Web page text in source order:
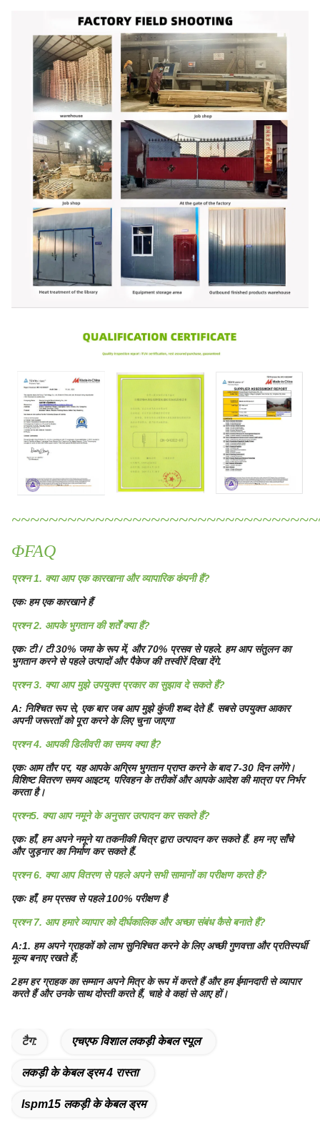
ΦFAQ
प्रश्न 1. क्या आप एक कारखाना और व्यापारिक कंपनी हैं?
एकः हम एक कारखाने हैं
प्रश्न 2. आपके भुगतान की शर्तें क्या हैं?
एकः टी / टी 30% जमा के रूप में, और 70% प्रसव से पहले. हम आप संतुलन का
भुगतान करने से पहले उत्पादों और पैकेज की तस्वीरें दिखा देंगे.
प्रश्न 3. क्या आप मुझे उपयुक्त प्रकार का सुझाव दे सकते हैं?
A: निश्चित रूप से, एक बार जब आप मुझे कुंजी शब्द देते हैं. सबसे उपयुक्त आकार
अपनी जरूरतों को पूरा करने के लिए चुना जाएगा
प्रश्न 4. आपकी डिलीवरी का समय क्या है?
एकः आम तौर पर, यह आपके अग्रिम भुगतान प्राप्त करने के बाद 7-30 दिन लगेंगे।
विशिष्ट वितरण समय आइटम, परिवहन के तरीकों और आपके आदेश की मात्रा पर निर्भर
करता है।
प्रश्न5. क्या आप नमूने के अनुसार उत्पादन कर सकते हैं?
एकः हाँ, हम अपने नमूने या तकनीकी चित्र द्वारा उत्पादन कर सकते हैं. हम नए साँचे
और जुड़नार का निर्माण कर सकते हैं.
प्रश्न 6. क्या आप वितरण से पहले अपने सभी सामानों का परीक्षण करते हैं?
एकः हाँ, हम प्रसव से पहले 100% परीक्षण है
प्रश्न 7. आप हमारे व्यापार को दीर्घकालिक और अच्छा संबंध कैसे बनाते हैं?
A:1. हम अपने ग्राहकों को लाभ सुनिश्चित करने के लिए अच्छी गुणवत्ता और प्रतिस्पर्धी
मूल्य बनाए रखते हैं;
2हम हर ग्राहक का सम्मान अपने मित्र के रूप में करते हैं और हम ईमानदारी से व्यापार
करते हैं और उनके साथ दोस्ती करते हैं, चाहे वे कहां से आए हों।
टैग: एचएफ विशाल लकड़ी केबल स्पूल
लकड़ी के केबल ड्रम 4 रास्ता
Ispm15 लकड़ी के केबल ड्रम